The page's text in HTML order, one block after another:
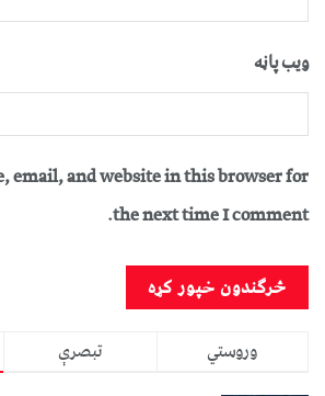
ویب پاڼه
email, and website in this browser for
the next time I comment.
تبصرې
وروستي